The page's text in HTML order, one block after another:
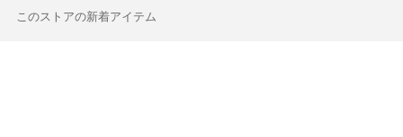
このストアの新着アイテム